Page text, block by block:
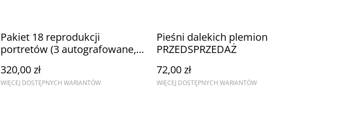
Pakiet 18 reprodukcji
portretów (3 autografowane,
320,00 zł
WIĘCEJ DOSTĘPNYCH WARIANTÓW
Pieśni dalekich plemion
PRZEDSPRZEDAŻ
72,00 zł
WIĘCEJ DOSTĘPNYCH WARIANTÓW